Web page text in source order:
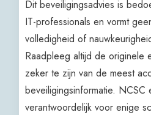
Dit beveiligingsadvies is
IT-professionals en vormt
volledigheid of
Raadpleeg altijd de originele
zeker te zijn van de meest
beveiligingsinformatie. NCSC
verantwoordelijk voor enige